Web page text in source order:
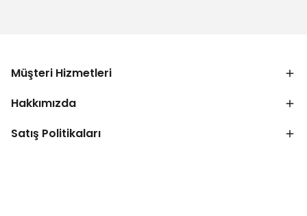
Müşteri Hizmetleri
Hakkımızda
Satış Politikaları